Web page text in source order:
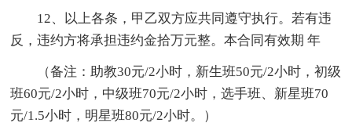
12、以上各条，甲乙双方应共同遵守执行。若有违
反，违约方将承担违约金拾万元整。本合同有效期 年
（备注：助教30元/2小时，新生班50元/2小时，初级
班60元/2小时，中级班70元/2小时，选手班、新星班70
元/1.5小时，明星班80元/2小时。）